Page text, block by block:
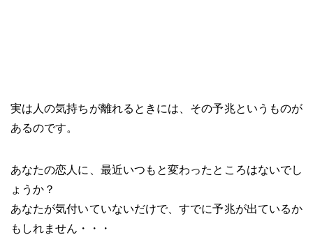
実は人の気持ちが離れるときには、その予兆というものが
あるのです。
あなたの恋人に、最近いつもと変わったところはないでし
ょうか？
あなたが気付いていないだけで、すでに予兆が出ているか
もしれません・・・